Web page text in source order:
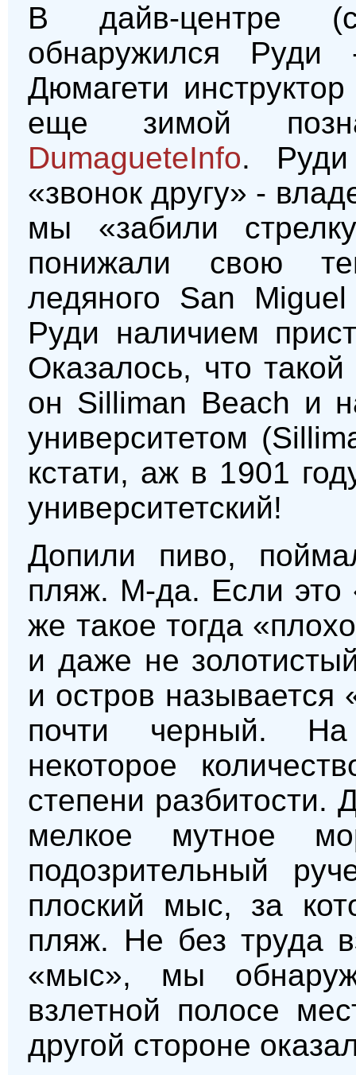
В дайв-центре
обнаружился
Дюмагети
еще зимой
DumagueteInfo. Руди
«звонок другу» -
мы «забили
понижали свою
ледяного San
Руди наличием
Оказалось, что
он Silliman Beach и
университетом
кстати, аж в 1901
университетский!
Допили пиво,
пляж. М-да. Если это
же такое тогда
и даже не
и остров называется
почти черный. На
некоторое
степени разбитости.
мелкое мутное
подозрительный
плоский мыс, за
пляж. Не без труда
«мыс», мы
взлетной полосе
другой стороне